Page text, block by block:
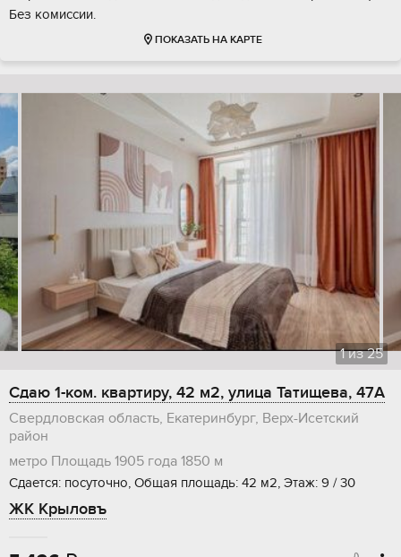
Без комиссии.
ПОКАЗАТЬ НА КАРТЕ
1из25
Сдаю 1-ком. квартиру, 42 м2, улица Татищева, 47А
Свердловская область, Екатеринбург, Верх-Исетский
район
метро Площадь 1905 года 1850 м
Сдается: посуточно, Общая площадь: 42 м2, Этаж: 9 / 30
ЖК Крыловъ